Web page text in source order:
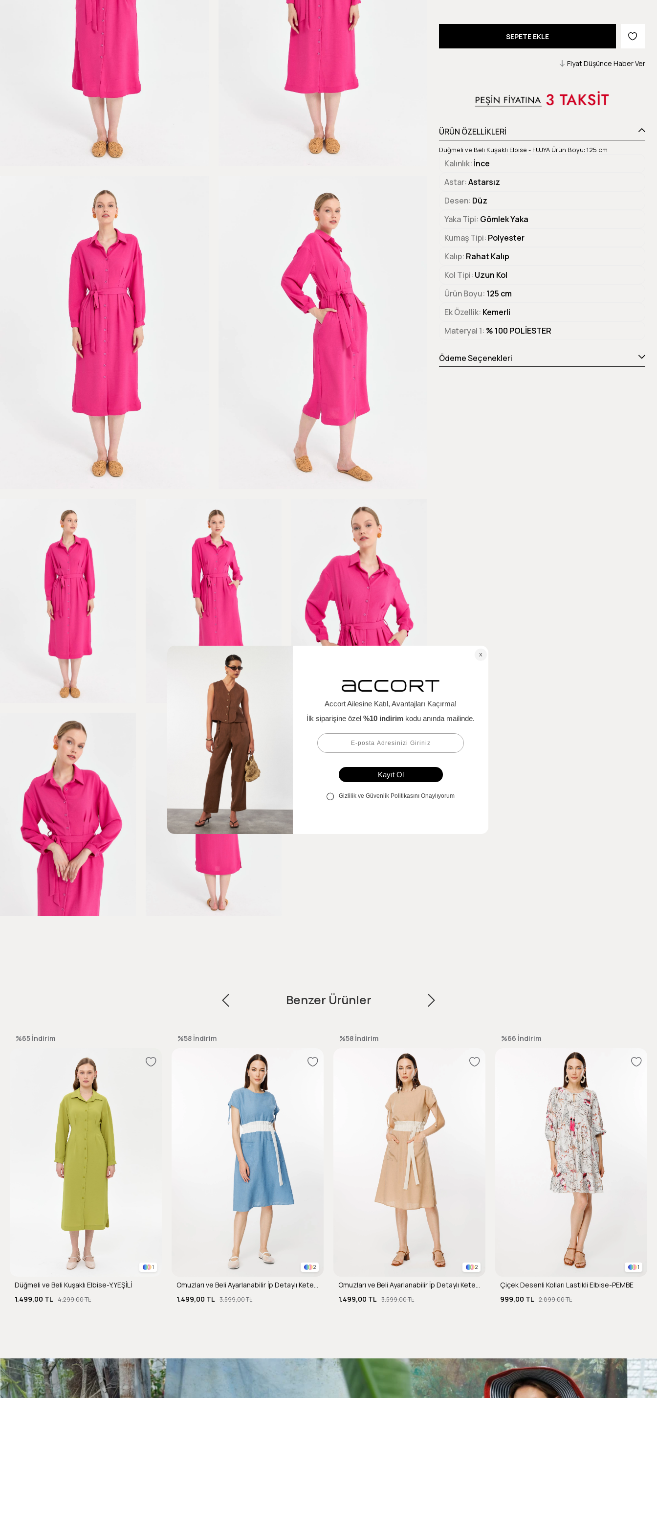
Fiyat Düşünce Haber Ver
ÜRÜN ÖZELLİKLERİ
Düğmeli ve Beli Kuşaklı Elbise - FUJYA Ürün Boyu: 125 cm
Kalınlık İnce
Astar Astarsız
Desen Düz
Yaka Tipi Gömlek Yaka
Kumaş Tipi Polyester
Kalıp Rahat Kalıp
Kol Tipi Uzun Kol
Ürün Boyu 125 cm
Ek Özellik Kemerli
Materyal 1 % 100 POLİESTER
Ödeme Seçenekleri
Benzer Ürünler
1
Düğmeli ve Beli Kuşaklı Elbise-Y.YEŞİLİ
1.499,00 TL 4.299,00 TL
%65 İndirim
2
1.499,00 TL 3.599,00 TL
%58 İndirim
2
1.499,00 TL 3.599,00 TL
%58 İndirim
1
Çiçek Desenli Kolları Lastikli Elbise-PEMBE
999,00 TL 2.899,00 TL
%66 İndirim